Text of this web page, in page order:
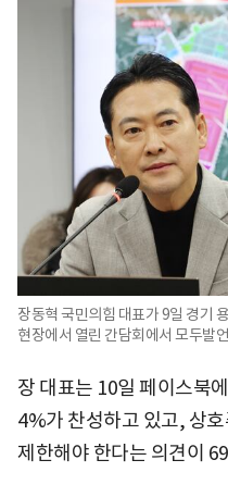
장동혁 국민의힘 대표가 9일 경기
현장에서 열린 간담회에서 모두발
장 대표는 10일 페이스북
4%가 찬성하고 있고, 상
제한해야 한다는 의견이